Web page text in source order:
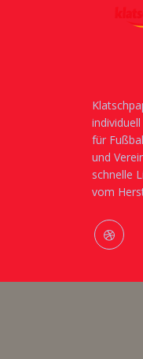
für
und
schnelle
vom